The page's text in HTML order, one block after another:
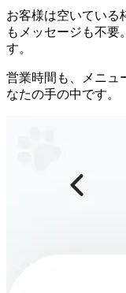
お客様は空いている
もメッセージも不要
す。
営業時間も、メニュ
なたの手の中です。